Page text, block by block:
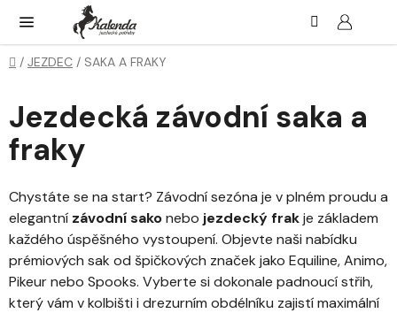
obsah
Domů
/ JEZDEC / SAKA A FRAKY
Jezdecká závodní saka a
fraky
Chystáte se na start? Závodní sezóna je v plném proudu a
elegantní závodní sakonebo jezdecký frakje základem
každého úspěšného vystoupení. Objevte naši nabídku
prémiových sak od špičkových značek jako Equiline, Animo,
Pikeur nebo Spooks. Vyberte si dokonale padnoucí střih,
který vám v kolbišti i drezurním obdélníku zajistí maximální